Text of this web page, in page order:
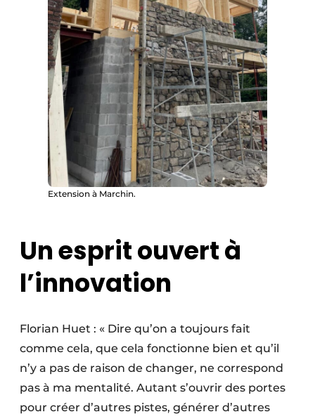
Extension à Marchin.
Un esprit ouvert à
l’innovation
Florian Huet : « Dire qu’on a toujours fait
comme cela, que cela fonctionne bien et qu’il
n’y a pas de raison de changer, ne correspond
pas à ma mentalité. Autant s’ouvrir des portes
pour créer d’autres pistes, générer d’autres